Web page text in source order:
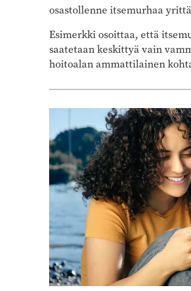
osastollenne itsemurhaa
Esimerkki osoittaa, että
saatetaan keskittyä vain
hoitoalan ammattilainen